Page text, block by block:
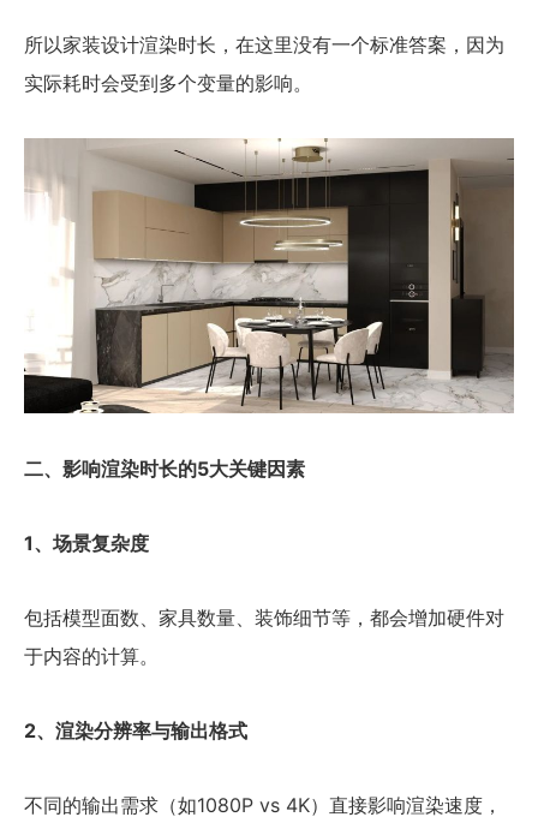
所以家装设计渲染时长，在这里没有一个标准答案，因为
实际耗时会受到多个变量的影响。
二、影响渲染时长的5大关键因素
1、场景复杂度
包括模型面数、家具数量、装饰细节等，都会增加硬件对
于内容的计算。
2、渲染分辨率与输出格式
不同的输出需求（如1080P vs 4K）直接影响渲染速度，